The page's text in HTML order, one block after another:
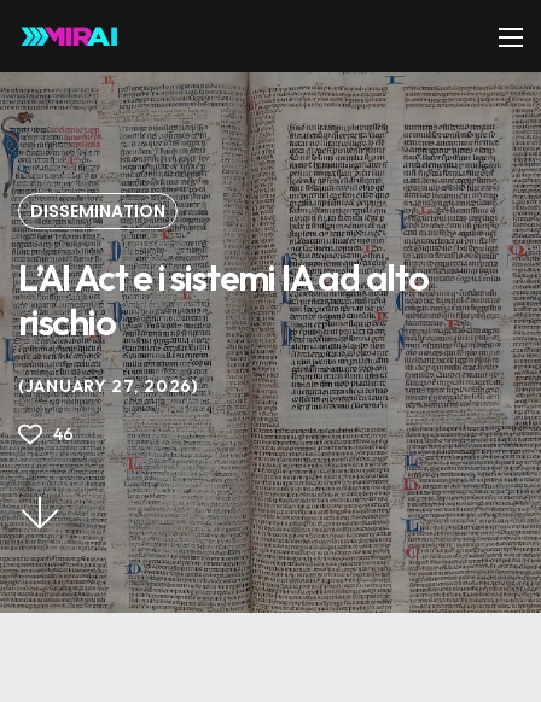
DISSEMINATION
L’AI Act e i sistemi IA ad alto
rischio
JANUARY 27, 2026
46